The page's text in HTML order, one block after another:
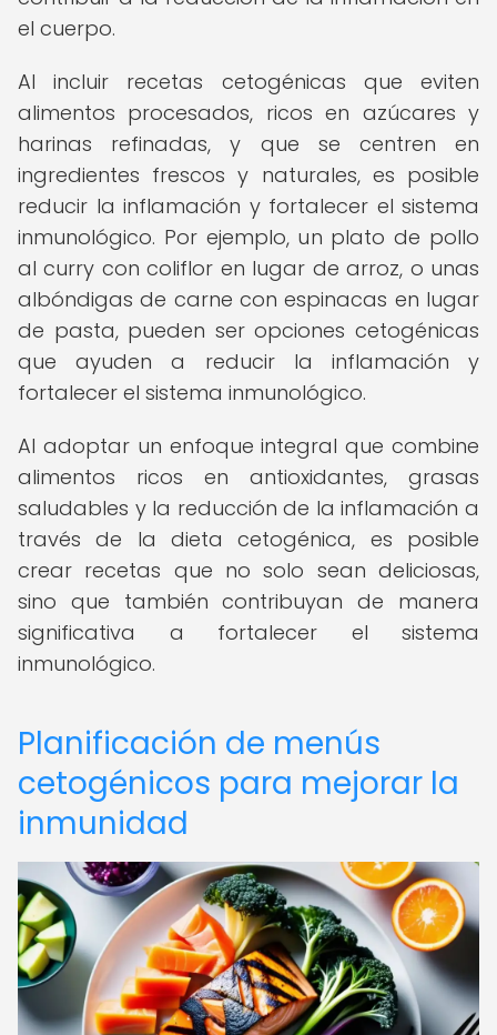
el cuerpo.
Al incluir recetas cetogénicas que eviten
alimentos procesados, ricos en azúcares y
harinas refinadas, y que se centren en
ingredientes frescos y naturales, es posible
reducir la inflamación y fortalecer el sistema
inmunológico. Por ejemplo, un plato de pollo
al curry con coliflor en lugar de arroz, o unas
albóndigas de carne con espinacas en lugar
de pasta, pueden ser opciones cetogénicas
que ayuden a reducir la inflamación y
fortalecer el sistema inmunológico.
Al adoptar un enfoque integral que combine
alimentos ricos en antioxidantes, grasas
saludables y la reducción de la inflamación a
través de la dieta cetogénica, es posible
crear recetas que no solo sean deliciosas,
sino que también contribuyan de manera
significativa a fortalecer el sistema
inmunológico.
Planificación de menús
cetogénicos para mejorar la
inmunidad